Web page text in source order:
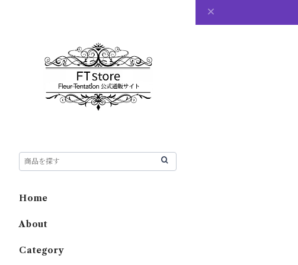
Home
About
Category